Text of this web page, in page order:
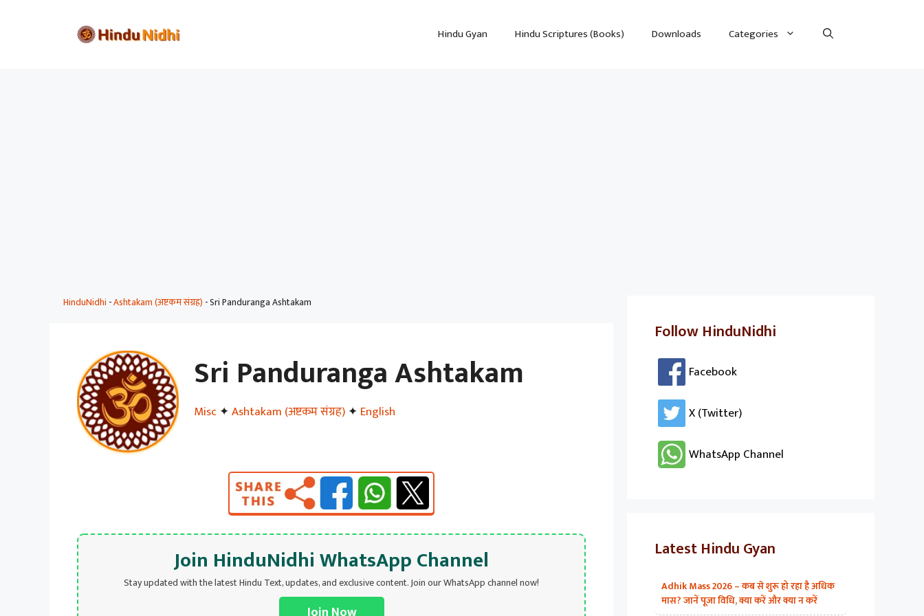
Hindu Gyan Hindu Scriptures (Books) Downloads Categories
HinduNidhi -Ashtakam (अष्टकम संग्रह) -Sri Panduranga Ashtakam
Sri Panduranga Ashtakam
Misc✦Ashtakam (अष्टकम संग्रह)✦ English
Join HinduNidhi WhatsApp Channel
Stay updated with the latest Hindu Text, updates, and exclusive content. Join our WhatsApp channel now!
Follow HinduNidhi
Facebook
X (Twitter)
WhatsApp Channel
Latest Hindu Gyan
Adhik Mass 2026 – कब से शुरू हो रहा है अधिक
मास? जानें पूजा विधि, क्या करें और क्या न करें